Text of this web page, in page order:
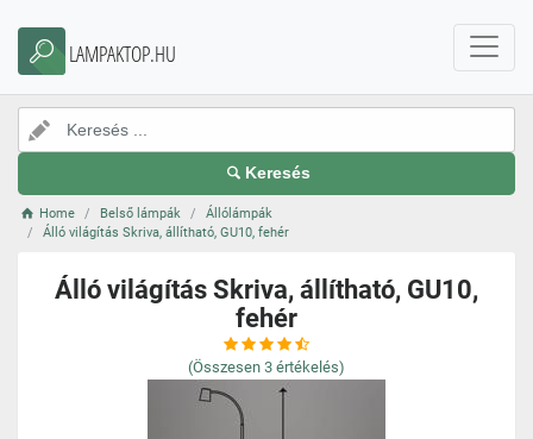
LAMPAKTOP.HU
Keresés
Home Belső lámpák
Állólámpák
Álló világítás Skriva, állítható, GU10, fehér
Álló világítás Skriva, állítható, GU10,
fehér
(Összesen 3 értékelés)